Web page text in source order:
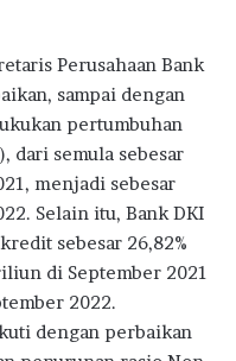
Perusahaan Bank
sampai dengan
pertumbuhan
dari semula sebesar
menjadi sebesar
Selain itu, Bank DKI
sebesar 26,82%
di September 2021
2022.
dengan perbaikan